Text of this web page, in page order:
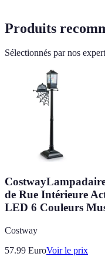
Produits
Sélectionnés par nos
de Rue Intérieure
LED 6 Couleurs
Costway
57.99 EuroVoir le prix